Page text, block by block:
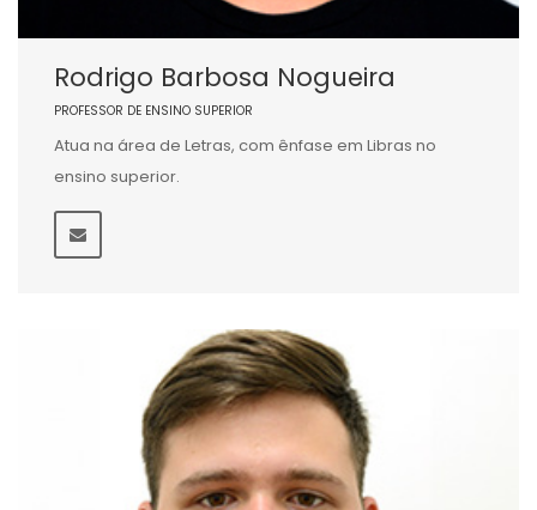
Rodrigo Barbosa Nogueira
PROFESSOR DE ENSINO SUPERIOR
Atua na área de Letras, com ênfase em Libras no
ensino superior.